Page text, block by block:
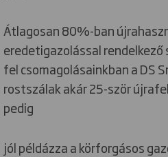
Átlagosan 80%-ban
eredetigazolással
fel csomagolásainkban a DS
rostszálak akár 25-ször
pedig
jól példázza a körforgásos